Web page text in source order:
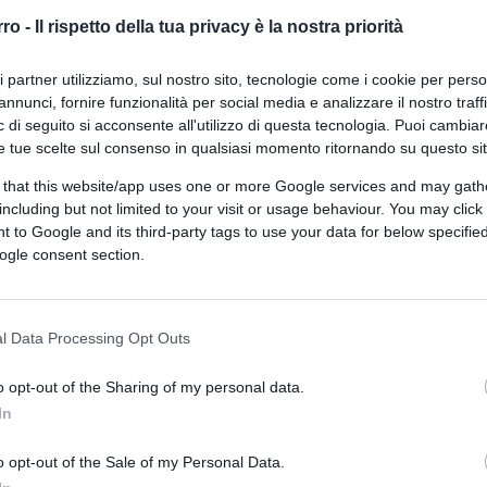
- Il rispetto della tua privacy è la nostra priorità
partner utilizziamo, sul nostro sito, tecnologie come i cookie per
fornire funzionalità per social media e analizzare il nostro
di seguito si acconsente all'utilizzo di questa tecnologia. Puoi
tue scelte sul consenso in qualsiasi momento ritornando su questo
that this website/app uses one or more Google services and may
but not limited to your visit or usage behaviour. You may
to Google and its third-party tags to use your data for below
consent section.
Data Processing Opt Outs
opt-out of the Sharing of my personal data.
opt-out of the Sale of my Personal Data.
su Google CLICCA QUI
potete perdervi.
si sarebbero inventati “i radical chic,
Questo il senso del suo discorso.